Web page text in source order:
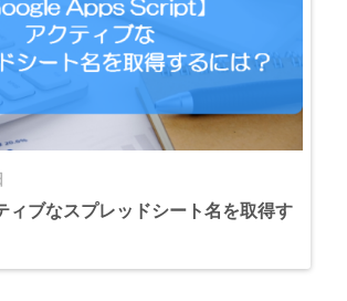
ィブなスプレッドシート名を取得す